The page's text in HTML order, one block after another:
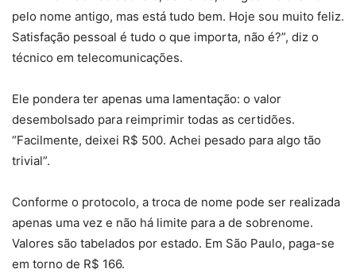
pelo nome antigo, mas está tudo bem. Hoje sou muito feliz.
Satisfação pessoal é tudo o que importa, não é?”, diz o
técnico em telecomunicações.
Ele pondera ter apenas uma lamentação: o valor
desembolsado para reimprimir todas as certidões.
“Facilmente, deixei R$ 500. Achei pesado para algo tão
trivial”.
Conforme o protocolo, a troca de nome pode ser realizada
apenas uma vez e não há limite para a de sobrenome.
Valores são tabelados por estado. Em São Paulo, paga-se
em torno de R$ 166.